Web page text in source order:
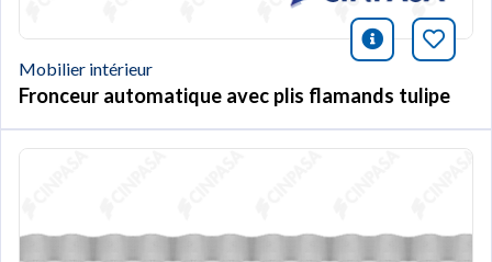
icono
Mobilier intérieur
Fronceur automatique avec plis flamands tulipe